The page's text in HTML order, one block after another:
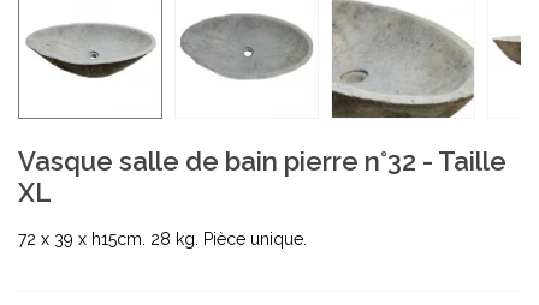
Vasque salle de bain pierre n°32 - Taille
XL
72 x 39 x h15cm. 28 kg. Pièce unique.